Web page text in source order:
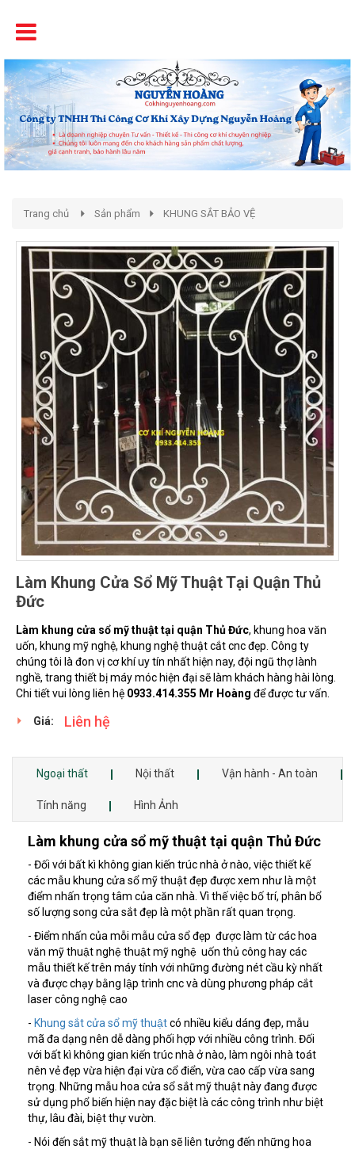
Trang chủ Sản phẩm KHUNG SẮT BẢO VỆ
Làm Khung Cửa Sổ Mỹ Thuật Tại Quận Thủ
Đức
Làm khung cửa sổ mỹ thuật tại quận Thủ Đức, khung hoa văn
uốn, khung mỹ nghệ, khung nghệ thuật cắt cnc đẹp. Công ty
chúng tôi là đon vị cơ khí uy tín nhất hiện nay, đội ngũ thợ lành
nghề, trang thiết bị máy móc hiện đại sẽ làm khách hàng hài lòng.
Chi tiết vui lòng liên hệ 0933.414.355 Mr Hoàng để được tư vấn.
Giá: Liên hệ
Ngoại thất Nội thất Vận hành - An toàn
Tính năng Hình Ảnh
Làm khung cửa sổ mỹ thuật tại quận Thủ Đức
- Đối với bất kì không gian kiến trúc nhà ở nào, việc thiết kế
các mẫu khung cửa sổ mỹ thuật đẹp được xem như là một
điểm nhấn trọng tâm của căn nhà. Vì thế việc bố trí, phân bổ
số lượng song cửa sắt đẹp là một phần rất quan trọng.
- Điểm nhấn của mỗi mẫu cửa sổ đẹp được làm từ các hoa
văn mỹ thuật nghệ thuật mỹ nghệ uốn thủ công hay các
mẫu thiết kế trên máy tính với những đường nét cầu kỳ nhất
và được chạy bằng lập trình cnc và dùng phương pháp cắt
laser công nghệ cao
- Khung sắt cửa sổ mỹ thuậtcó nhiều kiểu dáng đẹp, mẫu
mã đa dạng nên dễ dàng phối hợp với nhiều công trình. Đối
với bất kì không gian kiến trúc nhà ở nào, làm ngôi nhà toát
nên vẻ đẹp vừa hiện đại vừa cổ điển, vừa cao cấp vừa sang
trọng. Những mẫu hoa cửa sổ sắt mỹ thuật này đang được
sử dụng phổ biến hiện nay đặc biệt là các công trình như biệt
thự, lâu đài, biệt thự vườn.
- Nói đến sắt mỹ thuật là bạn sẽ liên tưởng đến những hoa